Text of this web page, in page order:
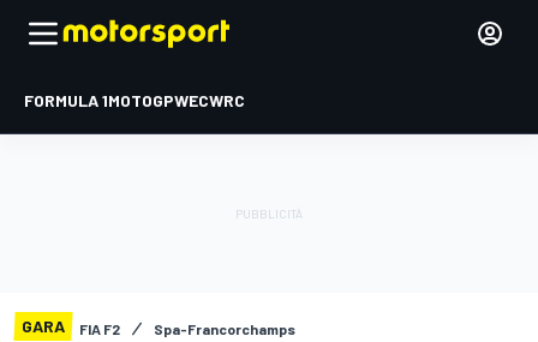
FORMULA 1MOTOGPWECWRC
GARA FIA F2 Spa-Francorchamps